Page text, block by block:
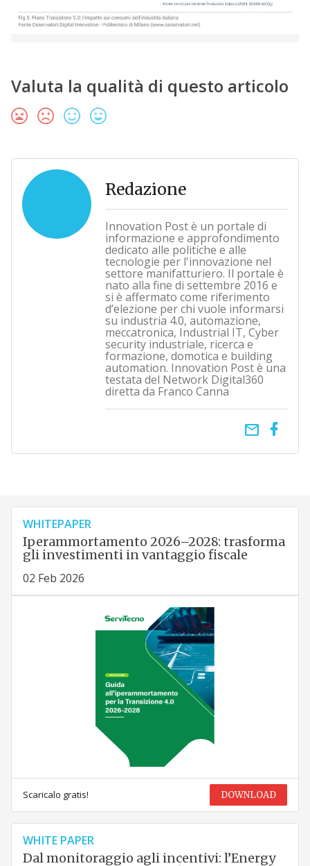
Valuta la qualità di questo articolo
Redazione
Innovation Post è un portale di
informazione e approfondimento
dedicato alle politiche e alle
tecnologie per l'innovazione nel
settore manifatturiero. Il portale è
nato alla fine di settembre 2016 e
si è affermato come riferimento
d’elezione per chi vuole informarsi
su industria 4.0, automazione,
meccatronica, Industrial IT, Cyber
security industriale, ricerca e
formazione, domotica e building
automation. Innovation Post è una
testata del Network Digital360
diretta da Franco Canna
email
WHITEPAPER
Iperammortamento 2026–2028: trasforma
gli investimenti in vantaggio fiscale
02 Feb 2026
Scaricalo gratis! DOWNLOAD
WHITE PAPER
Dal monitoraggio agli incentivi: l’Energy